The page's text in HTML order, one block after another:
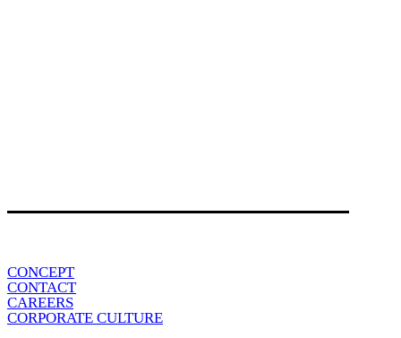
CONCEPT
CONTACT
CAREERS
CORPORATE CULTURE